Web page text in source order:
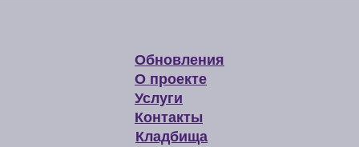
Обновления
О проекте
Услуги
Контакты
Кладбища